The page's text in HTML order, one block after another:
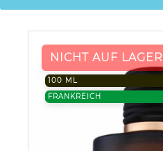
NICHT AUF LAGER
100 ML
FRANKREICH